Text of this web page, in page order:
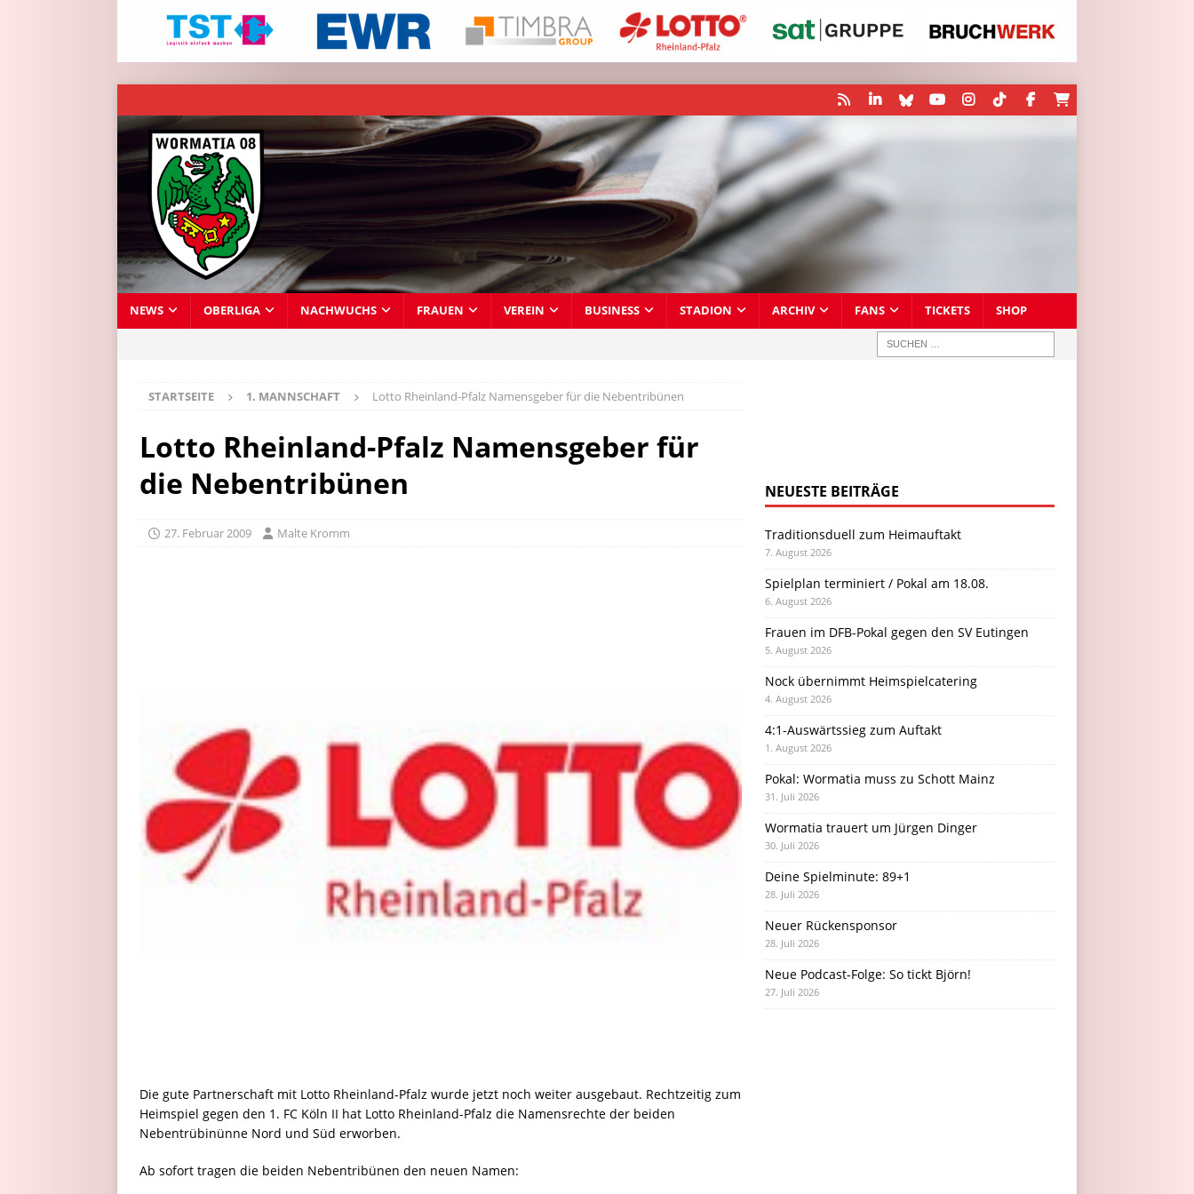
NEWS OBERLIGA NACHWUCHS FRAUEN VEREIN BUSINESS STADION ARCHIV FANS TICKETS SHOP
STARTSEITE 1. MANNSCHAFT Lotto Rheinland-Pfalz Namensgeber für die Nebentribünen
Lotto Rheinland-Pfalz Namensgeber für
die Nebentribünen
27. Februar 2009 Malte Kromm
Die gute Partnerschaft mit Lotto Rheinland-Pfalz wurde jetzt noch weiter ausgebaut. Rechtzeitig zum
Heimspiel gegen den 1. FC Köln II hat Lotto Rheinland-Pfalz die Namensrechte der beiden
Nebentrübinünne Nord und Süd erworben.
Ab sofort tragen die beiden Nebentribünen den neuen Namen:
NEUESTE BEITRÄGE
Traditionsduell zum Heimauftakt
7. August 2026
Spielplan terminiert / Pokal am 18.08.
6. August 2026
Frauen im DFB-Pokal gegen den SV Eutingen
5. August 2026
Nock übernimmt Heimspielcatering
4. August 2026
4:1-Auswärtssieg zum Auftakt
1. August 2026
Pokal: Wormatia muss zu Schott Mainz
31. Juli 2026
Wormatia trauert um Jürgen Dinger
30. Juli 2026
Deine Spielminute: 89+1
28. Juli 2026
Neuer Rückensponsor
28. Juli 2026
Neue Podcast-Folge: So tickt Björn!
27. Juli 2026